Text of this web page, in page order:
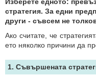
стратегия. За едни
други - съвсем не
Ако считате, че
ето няколко причини да
1. Съвършената